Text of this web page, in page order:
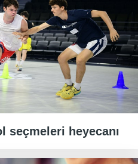
seçmeleri heyecanı